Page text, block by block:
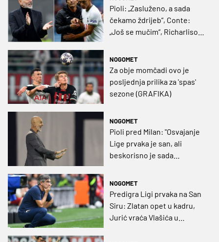
Pioli: „Zasluženo, a sada
čekamo ždrijeb“, Conte:
„Još se mučim“, Richarlison:
znam zašto ne igram“
NOGOMET
Za obje momčadi ovo je
posljednja prilika za 'spas'
sezone (GRAFIKA)
NOGOMET
Pioli pred Milan: "Osvajanje
Lige prvaka je san, ali
beskorisno je sada
NOGOMET
Predigra Ligi prvaka na San
Siru: Zlatan opet u kadru,
Jurić vraća Vlašića u